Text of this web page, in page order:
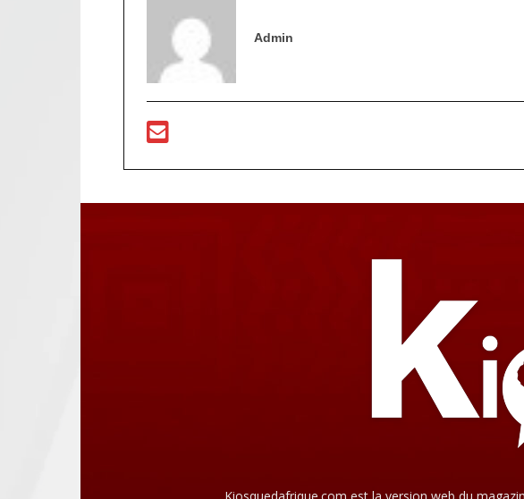
Admin
Kiosquedafrique.com est la version web du